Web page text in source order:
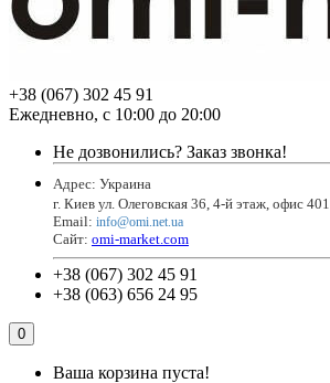
+38 (067) 302 45 91
Ежедневно, с 10:00 до 20:00
Не дозвонились? Заказ звонка!
Адрес: Украина
г. Киев ул. Олеговская 36, 4-й этаж, офис 401
Email: info@omi.net.ua
Сайт: omi-market.com
+38 (067) 302 45 91
+38 (063) 656 24 95
0
Ваша корзина пуста!